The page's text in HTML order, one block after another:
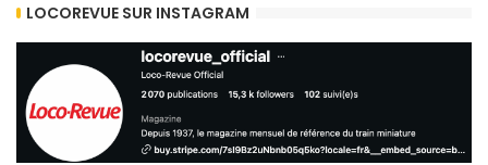
LOCOREVUE SUR INSTAGRAM